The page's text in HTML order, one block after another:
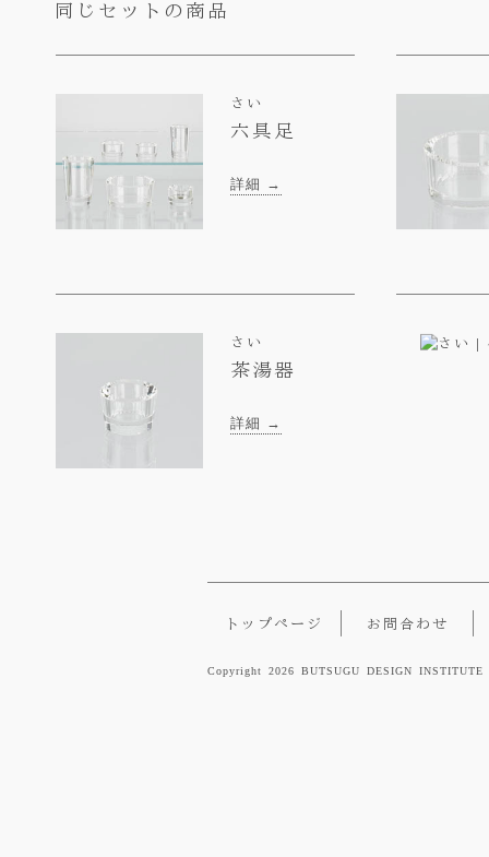
同じセットの商品
さい
六具足
詳細 →
さい
茶湯器
詳細 →
トップページ お問合わせ
Copyright 2026 BUTSUGU DESIGN INSTITUTE